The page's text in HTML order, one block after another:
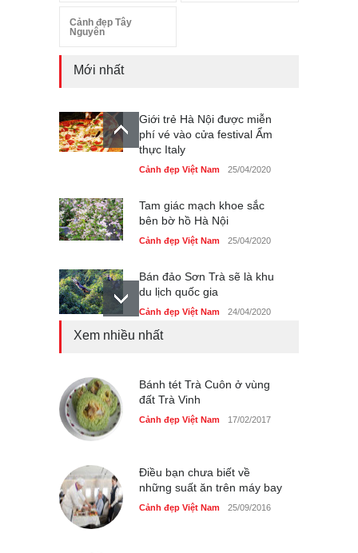
Cảnh đẹp Tây
Nguyên
Mới nhất
Giới trẻ Hà Nội được miễn
phí vé vào cửa festival Ẩm
thực Italy
Cảnh đẹp Việt Nam 25/04/2020
Tam giác mạch khoe sắc
bên bờ hồ Hà Nội
Cảnh đẹp Việt Nam 25/04/2020
Bán đảo Sơn Trà sẽ là khu
du lịch quốc gia
Cảnh đẹp Việt Nam 24/04/2020
Cảnh đẹp Việt Nam 25/04/2020
Nhiều hoạt động tôn vinh
Xem nhiều nhất
Bánh tét Trà Cuôn ở vùng
đất Trà Vinh
Cảnh đẹp Việt Nam 17/02/2017
Điều bạn chưa biết về
những suất ăn trên máy bay
Cảnh đẹp Việt Nam 25/09/2016